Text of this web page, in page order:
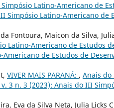
Latino-Americano de
Simpósio Latino-Americano de
Fontoura, Maicon da Silva,
Latino-Americano de Estudos
de Estudos de
VIVER MAIS PARANÁ: , Anais do
3 n. 3 (2023): Anais do III
Eva da Silva Neta, Julia Licks